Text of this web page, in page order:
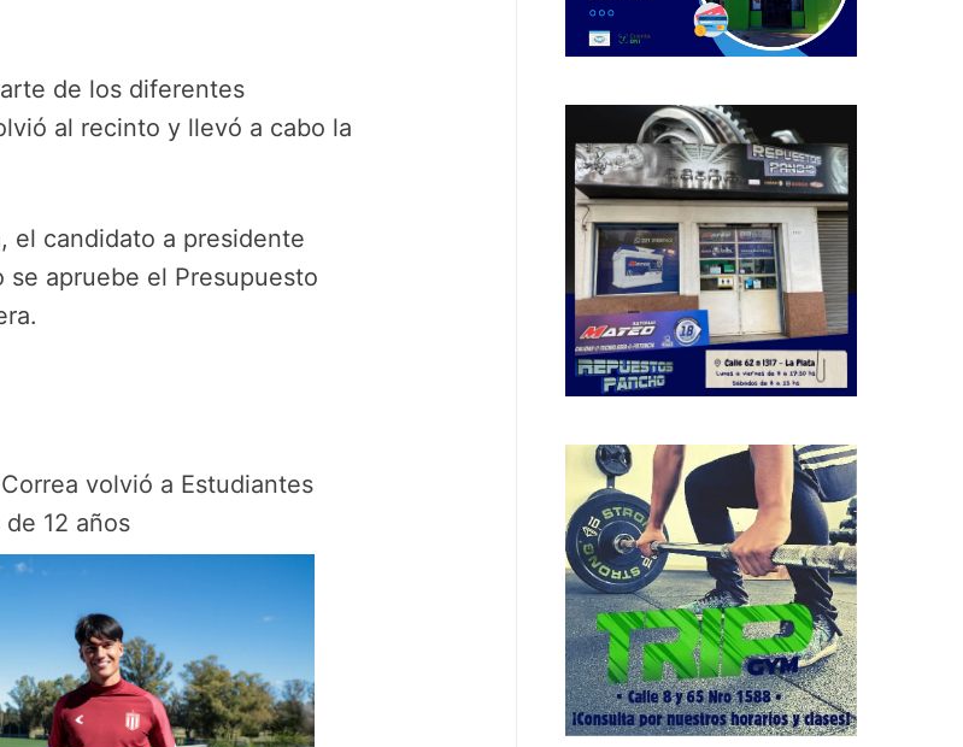
de los diferentes
al recinto y llevó a cabo la
el candidato a presidente
apruebe el Presupuesto
volvió a Estudiantes
12 años